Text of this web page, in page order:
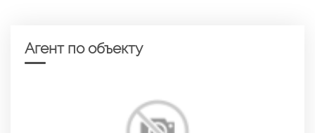
Агент по объекту